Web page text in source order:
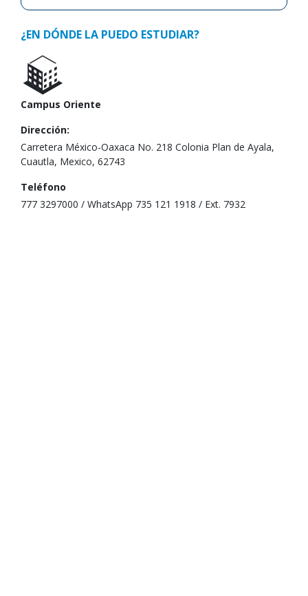
¿EN DÓNDE LA PUEDO ESTUDIAR?
Campus Oriente
Dirección:
Carretera México-Oaxaca No. 218 Colonia Plan de Ayala,
Cuautla, Mexico, 62743
Teléfono
777 3297000 / WhatsApp 735 121 1918 / Ext. 7932